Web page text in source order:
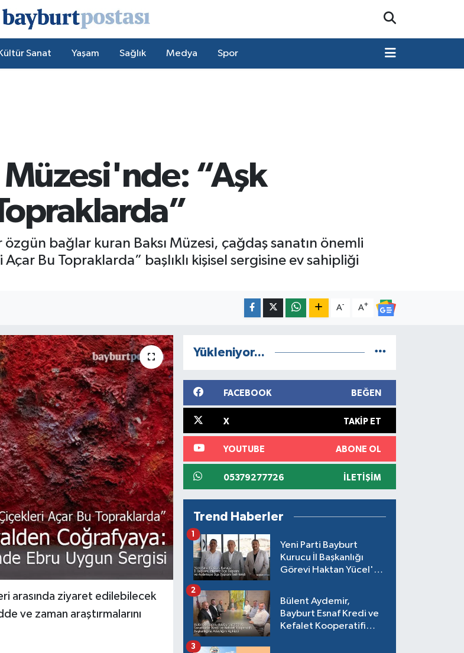
Sanat Yaşam Sağlık Medya Spor
Müzesi'nde: “Aşk
özgün bağlar kuran Baksı Müzesi, çağdaş sanatın önemli
Bu Topraklarda” başlıklı kişisel sergisine ev sahipliği
A- A+
arasında ziyaret edilebilecek
ve zaman araştırmalarını
Yükleniyor...
FACEBOOK BEĞEN
X TAKIP ET
YOUTUBE ABONE OL
05379277726 İLETIŞIM
Trend Haberler
Yeni Parti Bayburt
Kurucu İl Başkanlığı
Görevi Haktan Yücel'e
1
Bülent Aydemir,
Bayburt Esnaf Kredi ve
Kefalet Kooperatifi
2
3